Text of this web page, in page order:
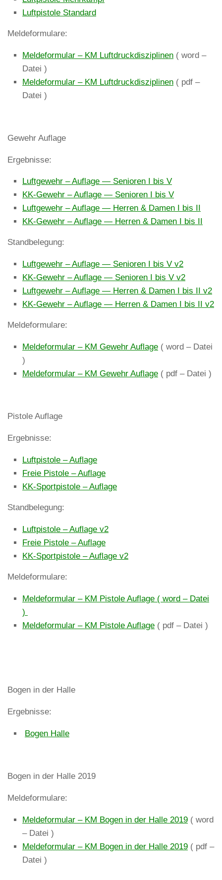
Luftpistole Standard
Meldeformulare:
Meldeformular – KM Luftdruckdisziplinen ( word –
Datei )
Meldeformular – KM Luftdruckdisziplinen ( pdf –
Datei )
Gewehr Auflage
Ergebnisse:
Luftgewehr – Auflage — Senioren I bis V
KK-Gewehr – Auflage — Senioren I bis V
Luftgewehr – Auflage — Herren & Damen I bis II
KK-Gewehr – Auflage — Herren & Damen I bis II
Standbelegung:
Luftgewehr – Auflage — Senioren I bis V v2
KK-Gewehr – Auflage — Senioren I bis V v2
Luftgewehr – Auflage — Herren & Damen I bis II v2
KK-Gewehr – Auflage — Herren & Damen I bis II v2
Meldeformulare:
Meldeformular – KM Gewehr Auflage ( word – Datei
)
Meldeformular – KM Gewehr Auflage ( pdf – Datei )
Pistole Auflage
Ergebnisse:
Luftpistole – Auflage
Freie Pistole – Auflage
KK-Sportpistole – Auflage
Standbelegung:
Luftpistole – Auflage v2
Freie Pistole – Auflage
KK-Sportpistole – Auflage v2
Meldeformulare:
Meldeformular – KM Pistole Auflage ( word – Datei
)
Meldeformular – KM Pistole Auflage ( pdf – Datei )
Bogen in der Halle
Ergebnisse:
Bogen Halle
Bogen in der Halle 2019
Meldeformulare:
Meldeformular – KM Bogen in der Halle 2019 ( word
– Datei )
Meldeformular – KM Bogen in der Halle 2019 ( pdf –
Datei )